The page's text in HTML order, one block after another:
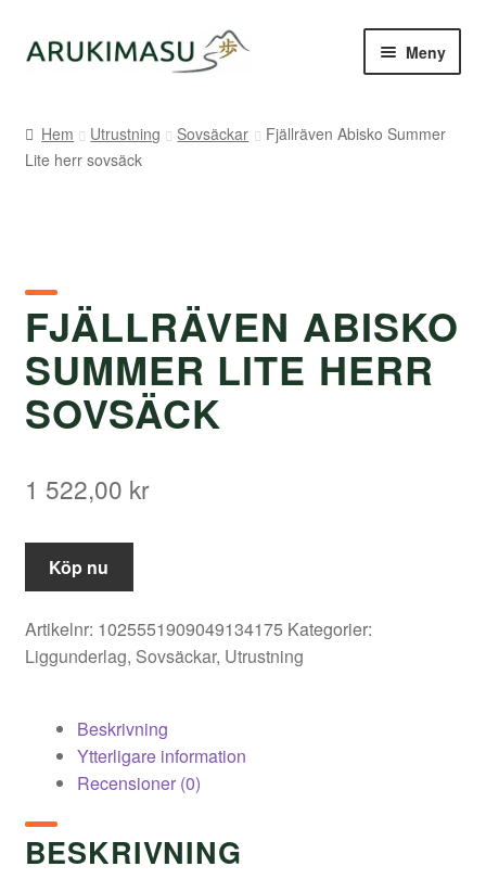
Hoppa
till
Hoppa
till
Meny
Kontakt
Varumärken
Väljare
Hem Utrustning Sovsäckar
Fjällräven Abisko Summer
Lite herr sovsäck
FJÄLLRÄVEN ABISKO
SUMMER LITE HERR
SOVSÄCK
1 522,00 kr
Köp nu
Artikelnr: 1025551909049134175 Kategorier:
Liggunderlag, Sovsäckar, Utrustning
Beskrivning
Ytterligare information
Recensioner (0)
BESKRIVNING